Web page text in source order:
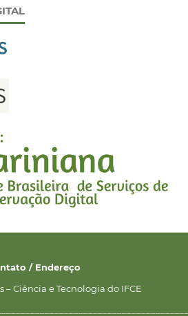
/ Endereço
– Ciência e Tecnologia do IFCE